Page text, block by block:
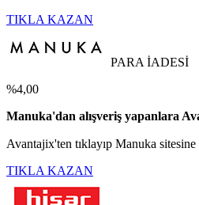
TIKLA KAZAN
PARA İADESİ
%4,00
Manuka'dan alışveriş yapanlara
Avantajix'ten tıklayıp Manuka sitesine
TIKLA KAZAN